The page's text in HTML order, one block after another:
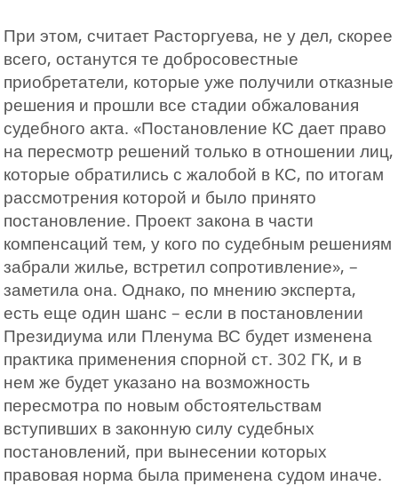
При этом, считает Расторгуева, не у дел, скорее
всего, останутся те добросовестные
приобретатели, которые уже получили отказные
решения и прошли все стадии обжалования
судебного акта. «Постановление КС дает право
на пересмотр решений только в отношении лиц,
которые обратились с жалобой в КС, по итогам
рассмотрения которой и было принято
постановление. Проект закона в части
компенсаций тем, у кого по судебным решениям
забрали жилье, встретил сопротивление», –
заметила она. Однако, по мнению эксперта,
есть еще один шанс – если в постановлении
Президиума или Пленума ВС будет изменена
практика применения спорной ст. 302 ГК, и в
нем же будет указано на возможность
пересмотра по новым обстоятельствам
вступивших в законную силу судебных
постановлений, при вынесении которых
правовая норма была применена судом иначе.